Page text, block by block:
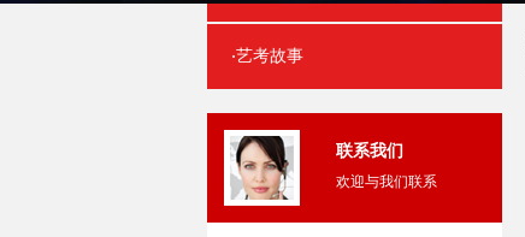
·艺考故事
联系我们
欢迎与我们联系